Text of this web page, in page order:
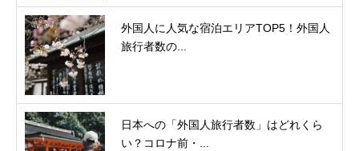
外国人に人気な宿泊エリアTOP5！外国人
旅行者数の...
日本への「外国人旅行者数」はどれくら
い？コロナ前・...